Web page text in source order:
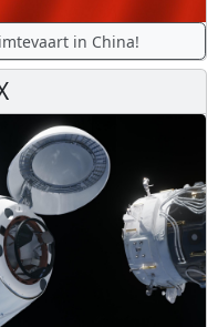
in China!